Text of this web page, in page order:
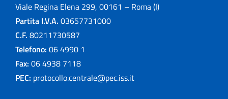
Viale Regina Elena 299, 00161 – Roma (I)
Partita I.V.A. 03657731000
C.F. 80211730587
Telefono: 06 4990 1
Fax: 06 4938 7118
PEC: protocollo.centrale@pec.iss.it